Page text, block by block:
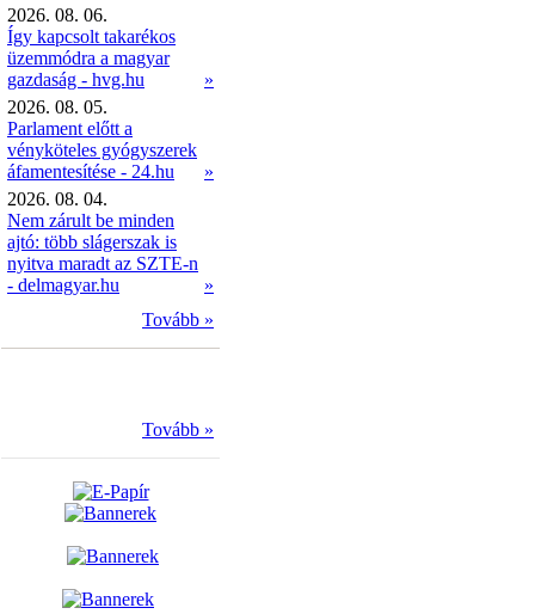
2026. 08. 06.
Így kapcsolt takarékos
üzemmódra a magyar
gazdaság - hvg.hu
»
2026. 08. 05.
Parlament előtt a
vényköteles gyógyszerek
áfamentesítése - 24.hu
»
2026. 08. 04.
Nem zárult be minden
ajtó: több slágerszak is
nyitva maradt az SZTE-n
- delmagyar.hu
»
Tovább »
Tovább »